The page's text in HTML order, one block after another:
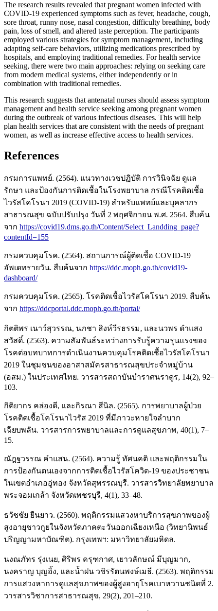
The research results revealed that pregnant women infected with
COVID-19 experienced symptoms such as fever, headache, cough,
sore throat, runny nose, nasal congestion, difficulty breathing, body
pain, loss of smell, and altered taste perception. The participants
employed various strategies for symptom management, including
adapting self-care behaviors, utilizing medications prescribed by
hospitals, and employing traditional remedies. For health service
seeking, there were two main approaches: relying on seeking care
from modern medical systems, either independently or in
combination with traditional remedies.
This research suggests that antenatal nurses should assess symptom
management and health service seeking among pregnant women
during the outbreak of various infectious diseases. This will help
plan health services that are consistent with the needs of pregnant
women, as well as increase effective access to health services.
References
กรมการแพทย์. (2564). แนวทางเวชปฏิบัติ การวินิจฉัย ดูแล
รักษา และป้องกันการติดเชื้อในโรงพยาบาล กรณีโรคติดเชื้อ
ไวรัสโคโรนา 2019 (COVID-19) สำหรับแพทย์และบุคลากร
สาธารณสุข ฉบับปรับปรุง วันที่ 2 พฤศจิกายน พ.ศ. 2564. สืบค้น
จาก https://covid19.dms.go.th/Content/Select_Landding_page?
contentId=155
กรมควบคุมโรค. (2564). สถานการณ์ผู้ติดเชื้อ COVID-19
อัพเดทรายวัน. สืบค้นจาก https://ddc.moph.go.th/covid19-
dashboard/
กรมควบคุมโรค. (2565). โรคติดเชื้อไวรัสโคโรนา 2019. สืบค้น
จาก https://ddcportal.ddc.moph.go.th/portal/
กิตติพร เนาว์สุวรรณ, นภชา สิงห์วีรธรรม, และนวพร ดำแสง
สวัสดิ์. (2563). ความสัมพันธ์ระหว่างการรับรู้ความรุนแรงของ
โรคต่อบทบาทการดำเนินงานควบคุมโรคติดเชื้อไวรัสโคโรนา
2019 ในชุมชนของอาสาสมัครสาธารณสุขประจำหมู่บ้าน
(อสม.) ในประเทศไทย. วารสารสถาบันบำราศนราดูร, 14(2), 92–
103.
กิติยากร คล่องดี, และกิรณา สีนิล. (2565). การพยาบาลผู้ป่วย
โรคติดเชื้อโคโรนาไวรัส 2019 ที่มีภาวะหายใจลำบาก
เฉียบพลัน. วารสารการพยาบาลและการดูแลสุขภาพ, 40(1), 7–
15.
ณัฎฐวรรณ คำแสน. (2564). ความรู้ ทัศนคติ และพฤติกรรมใน
การป้องกันตนเองจากการติดเชื้อไวรัสโควิด-19 ของประชาชน
ในเขตอําเภออู่ทอง จังหวัดสุพรรณบุรี. วารสารวิทยาลัยพยาบาล
พระจอมเกล้า จังหวัดเพชรบุรี, 4(1), 33–48.
ธวัชชัย ยืนยาว. (2560). พฤติกรรมแสวงหาบริการสุขภาพของผู้
สูงอายุชาวกูยในจังหวัดภาคตะวันออกเฉียงเหนือ (วิทยานิพนธ์
ปริญญามหาบัณฑิต). กรุงเทพฯ: มหาวิทยาลัยมหิดล.
นงณภัทร รุ่งเนย, ศิริพร ครุฑกาศ, เยาวลักษณ์ มีบุญมาก,
นงคราญ บุญอิ้ง, และน้ำฝน วชิรรัตนพงษ์เมธี. (2563). พฤติกรรม
การแสวงหาการดูแลสุขภาพของผู้สูงอายุโรคเบาหวานชนิดที่ 2.
วารสารวิชาการสาธารณสุข, 29(2), 201–210.